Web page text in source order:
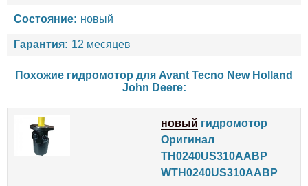
Состояние: новый
Гарантия: 12 месяцев
Похожие гидромотор для Avant Tecno New Holland
John Deere:
новый гидромотор
Оригинал
TH0240US310AABP
WTH0240US310AABP